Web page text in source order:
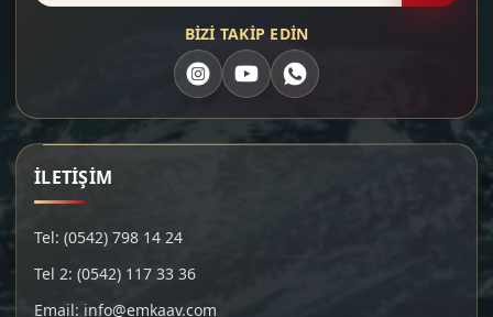
BİZİ TAKİP EDİN
İLETİŞİM
Tel: (0542) 798 14 24
Tel 2: (0542) 117 33 36
Email: info@emkaav.com